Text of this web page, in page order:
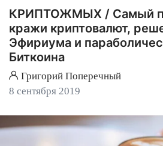
КРИПТОЖМЫХ / Cамый
кражи криптовалют,
Эфириума и
Биткоина
Григорий Поперечный
8 сентября 2019